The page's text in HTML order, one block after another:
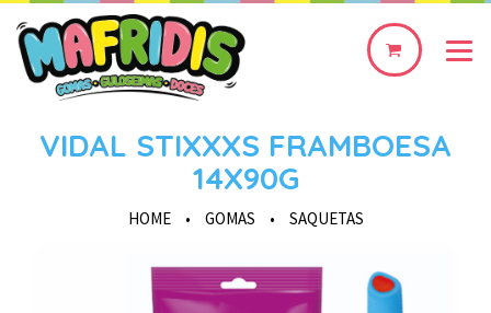
0
VIDAL STIXXXS FRAMBOESA
14X90G
HOME • GOMAS • SAQUETAS